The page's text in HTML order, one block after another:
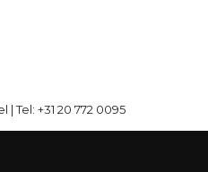
Tel: +31 20 772 0095